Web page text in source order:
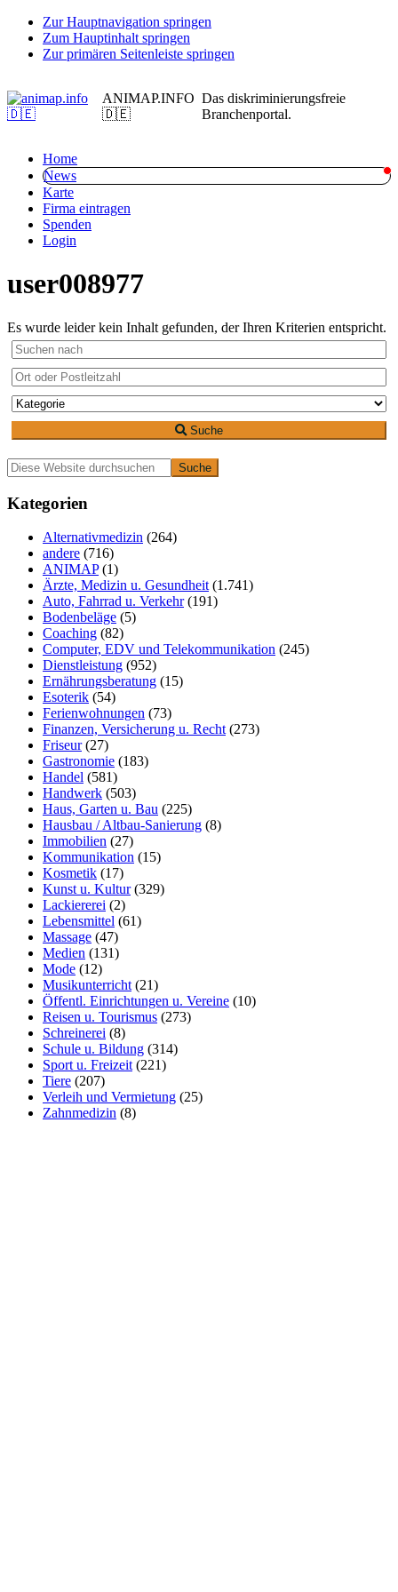
Zur Hauptnavigation springen
Zum Hauptinhalt springen
Zur primären Seitenleiste springen
ANIMAP.INFO
🇩🇪
Das diskriminierungsfreie
Branchenportal.
Home
News
Karte
Firma eintragen
Spenden
Login
user008977
Es wurde leider kein Inhalt gefunden, der Ihren Kriterien entspricht.
Suche
Primäre
Seitenleiste
Diese
Website
durchsuchen
Kategorien
Alternativmedizin (264)
andere (716)
ANIMAP(1)
Ärzte, Medizin u. Gesundheit (1.741)
Auto, Fahrrad u. Verkehr(191)
Bodenbeläge (5)
Coaching (82)
Computer, EDV und Telekommunikation (245)
Dienstleistung (952)
Ernährungsberatung (15)
Esoterik (54)
Ferienwohnungen (73)
Finanzen, Versicherung u. Recht (273)
Friseur(27)
Gastronomie (183)
Handel (581)
Handwerk (503)
Haus, Garten u. Bau (225)
Hausbau / Altbau-Sanierung (8)
Immobilien (27)
Kommunikation (15)
Kosmetik (17)
Kunst u. Kultur(329)
Lackiererei (2)
Lebensmittel (61)
Massage (47)
Medien (131)
Mode (12)
Musikunterricht (21)
Öffentl. Einrichtungen u. Vereine (10)
Reisen u. Tourismus (273)
Schreinerei (8)
Schule u. Bildung (314)
Sport u. Freizeit (221)
Tiere (207)
Verleih und Vermietung (25)
Zahnmedizin (8)